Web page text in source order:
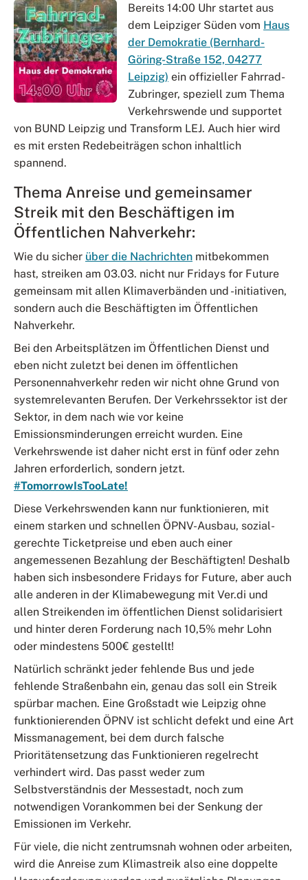
Bereits 14:00 Uhr startet aus
dem Leipziger Süden vom Haus
der Demokratie (Bernhard-
Göring-Straße 152, 04277
Leipzig) ein offizieller Fahrrad-
Zubringer, speziell zum Thema
Verkehrswende und supportet
von BUND Leipzig und Transform LEJ. Auch hier wird
es mit ersten Redebeiträgen schon inhaltlich
spannend.
Thema Anreise und gemeinsamer
Streik mit den Beschäftigen im
Öffentlichen Nahverkehr:
Wie du sicher über die Nachrichten mitbekommen
hast, streiken am 03.03. nicht nur Fridays for Future
gemeinsam mit allen Klimaverbänden und -initiativen,
sondern auch die Beschäftigten im Öffentlichen
Nahverkehr.
Bei den Arbeitsplätzen im Öffentlichen Dienst und
eben nicht zuletzt bei denen im öffentlichen
Personennahverkehr reden wir nicht ohne Grund von
systemrelevanten Berufen. Der Verkehrssektor ist der
Sektor, in dem nach wie vor keine
Emissionsminderungen erreicht wurden. Eine
Verkehrswende ist daher nicht erst in fünf oder zehn
Jahren erforderlich, sondern jetzt.
#TomorrowIsTooLate!
Diese Verkehrswenden kann nur funktionieren, mit
einem starken und schnellen ÖPNV-Ausbau, sozial-
gerechte Ticketpreise und eben auch einer
angemessenen Bezahlung der Beschäftigten! Deshalb
haben sich insbesondere Fridays for Future, aber auch
alle anderen in der Klimabewegung mit Ver.di und
allen Streikenden im öffentlichen Dienst solidarisiert
und hinter deren Forderung nach 10,5% mehr Lohn
oder mindestens 500€ gestellt!
Natürlich schränkt jeder fehlende Bus und jede
fehlende Straßenbahn ein, genau das soll ein Streik
spürbar machen. Eine Großstadt wie Leipzig ohne
funktionierenden ÖPNV ist schlicht defekt und eine Art
Missmanagement, bei dem durch falsche
Prioritätensetzung das Funktionieren regelrecht
verhindert wird. Das passt weder zum
Selbstverständnis der Messestadt, noch zum
notwendigen Vorankommen bei der Senkung der
Emissionen im Verkehr.
Für viele, die nicht zentrumsnah wohnen oder arbeiten,
wird die Anreise zum Klimastreik also eine doppelte